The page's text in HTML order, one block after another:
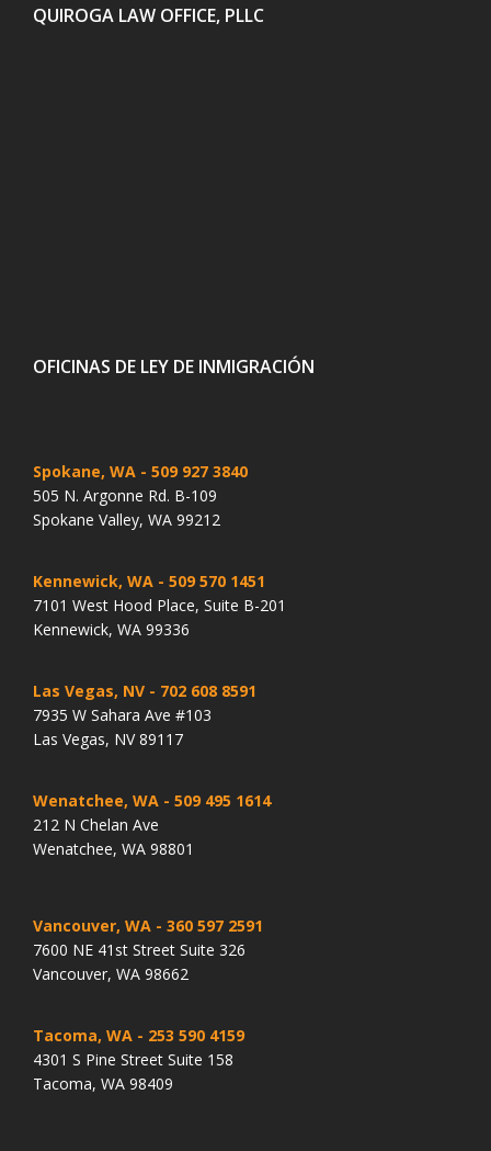
QUIROGA LAW OFFICE, PLLC
OFICINAS DE LEY DE INMIGRACIÓN
Spokane, WA - 509 927 3840
505 N. Argonne Rd. B-109
Spokane Valley, WA 99212
Kennewick, WA - 509 570 1451
7101 West Hood Place, Suite B-201
Kennewick, WA 99336
Las Vegas, NV - 702 608 8591
7935 W Sahara Ave #103
Las Vegas, NV 89117
Wenatchee, WA - 509 495 1614
212 N Chelan Ave
Wenatchee, WA 98801
Vancouver, WA - 360 597 2591
7600 NE 41st Street Suite 326
Vancouver, WA 98662
Tacoma, WA - 253 590 4159
4301 S Pine Street Suite 158
Tacoma, WA 98409